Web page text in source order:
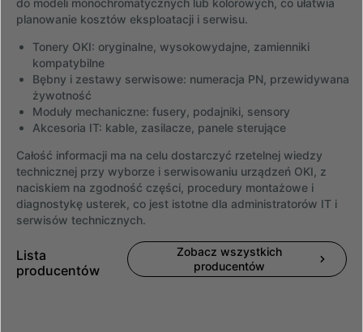
planowanie kosztów eksploatacji i serwisu.
Tonery OKI: oryginalne, wysokowydajne, zamienniki
kompatybilne
Bębny i zestawy serwisowe: numeracja PN, przewidywana
żywotność
Moduły mechaniczne: fusery, podajniki, sensory
Akcesoria IT: kable, zasilacze, panele sterujące
Całość informacji ma na celu dostarczyć rzetelnej wiedzy
technicznej przy wyborze i serwisowaniu urządzeń OKI, z
naciskiem na zgodność części, procedury montażowe i
diagnostykę usterek, co jest istotne dla administratorów IT i
serwisów technicznych.
Lista
producentów
Zobacz wszystkich
producentów